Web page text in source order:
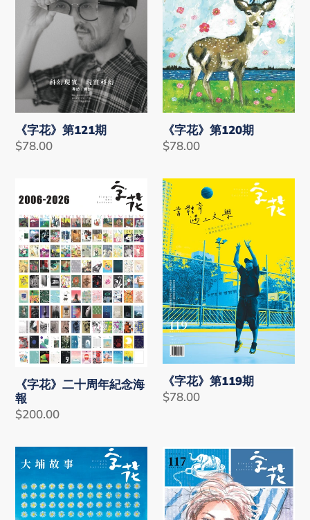
《字花》第121期
Regular
$78.00
期
《字花》第120期
Regular
$78.00
花》
二
十
周
年
紀
念
海
報
《字花》二十周年紀念海
報
Regular
$200.00
《字
花》
第
119
期
《字花》第119期
Regular
$78.00
《字
花》
第
118
《字
花》
第
117